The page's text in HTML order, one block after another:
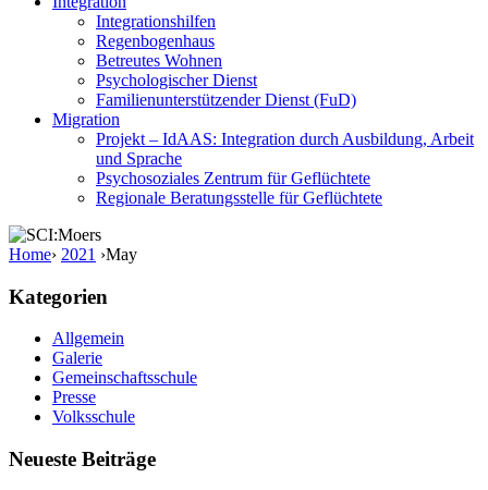
Integrationshilfen
Regenbogenhaus
Betreutes Wohnen
Psychologischer Dienst
Familienunterstützender Dienst (FuD)
Migration
Projekt – IdAAS: Integration durch Ausbildung, Arbeit
und Sprache
Psychosoziales Zentrum für Geflüchtete
Regionale Beratungsstelle für Geflüchtete
Home› 2021 ›May
Kategorien
Allgemein
Galerie
Gemeinschaftsschule
Presse
Volksschule
Neueste Beiträge